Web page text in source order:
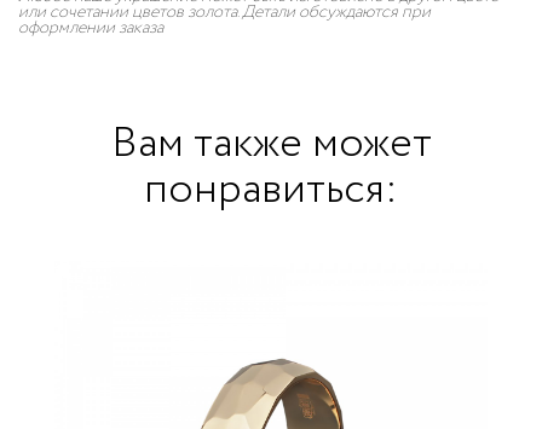
или сочетании цветов золота. Детали обсуждаются при
оформлении заказа
Вам также может
понравиться: